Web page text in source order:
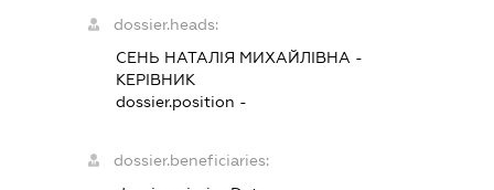
dossier.heads:
СЕНЬ НАТАЛІЯ МИХАЙЛІВНА -
КЕРІВНИК
dossier.position -
dossier.beneficiaries: